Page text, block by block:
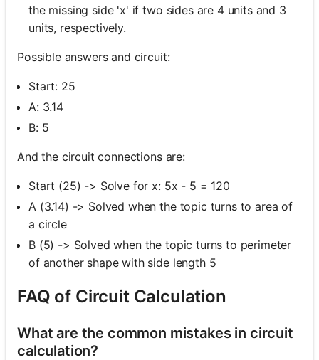
the missing side 'x' if two sides are 4 units and 3
units, respectively.
Possible answers and circuit:
Start: 25
A: 3.14
B: 5
And the circuit connections are:
Start (25) -> Solve for x: 5x - 5 = 120
A (3.14) -> Solved when the topic turns to area of
a circle
B (5) -> Solved when the topic turns to perimeter
of another shape with side length 5
FAQ of Circuit Calculation
What are the common mistakes in circuit
calculation?